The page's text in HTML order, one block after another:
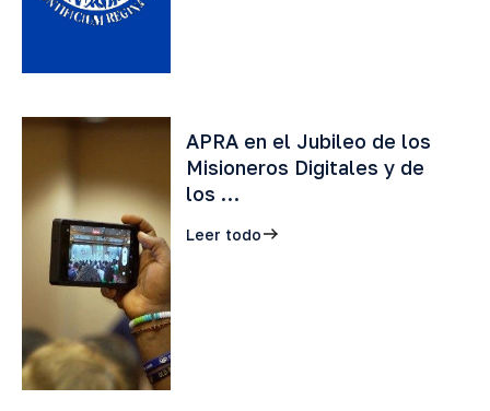
APRA en el Jubileo de los
Misioneros Digitales y de
los …
Leer todo